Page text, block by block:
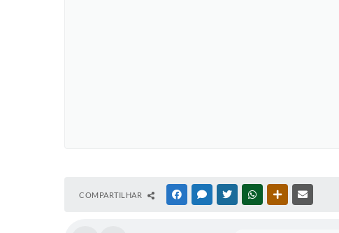
COMPARTILHAR FACEBOOKMESSENGER
TWITTERWHATSAPPOUTRAS MÍDIAS